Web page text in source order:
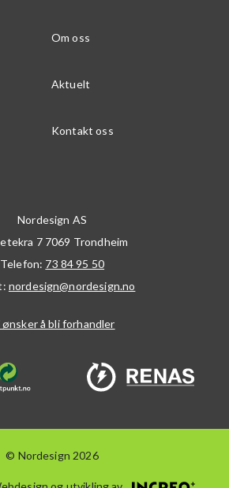
Om oss
Aktuelt
Kontakt oss
Nordesign AS
7 7069 Trondheim
Telefon: 73 84 95 50
nordesign@nordesign.no
ønsker å bli forhandler
© Nordesign 2026